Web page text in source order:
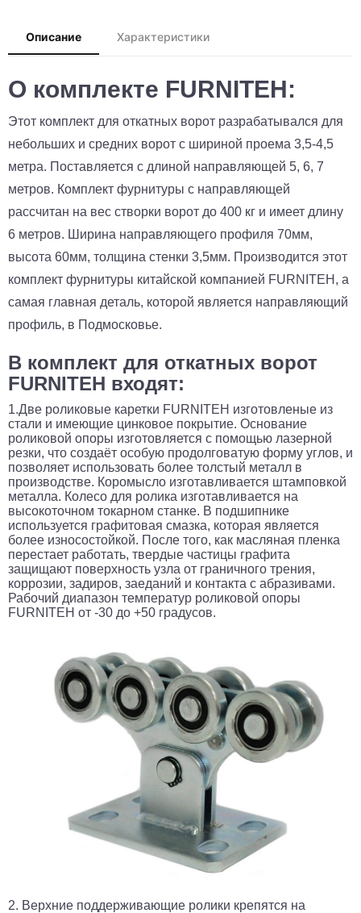
Описание Характеристики
О комплекте FURNITEH:
Этот комплект для откатных ворот разрабатывался для
небольших и средних ворот с шириной проема 3,5-4,5
метра. Поставляется с длиной направляющей 5, 6, 7
метров. Комплект фурнитуры с направляющей
рассчитан на вес створки ворот до 400 кг и имеет длину
6 метров. Ширина направляющего профиля 70мм,
высота 60мм, толщина стенки 3,5мм. Производится этот
комплект фурнитуры китайской компанией FURNITEH, а
самая главная деталь, которой является направляющий
профиль, в Подмосковье.
В комплект для откатных ворот
FURNITEH входят:
1.Две роликовые каретки FURNITEH изготовленые из
стали и имеющие цинковое покрытие. Основание
роликовой опоры изготовляется с помощью лазерной
резки, что создаёт особую продолговатую форму углов, и
позволяет использовать более толстый металл в
производстве. Коромысло изготавливается штамповкой
металла. Колесо для ролика изготавливается на
высокоточном токарном станке. В подшипнике
используется графитовая смазка, которая является
более износостойкой. После того, как масляная пленка
перестает работать, твердые частицы графита
защищают поверхность узла от граничного трения,
коррозии, задиров, заеданий и контакта с абразивами.
Рабочий диапазон температур роликовой опоры
FURNITEH от -30 до +50 градусов.
2. Верхние поддерживающие ролики крепятся на